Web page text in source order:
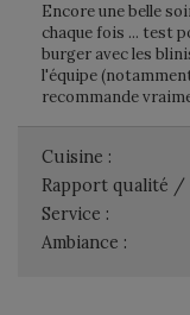
Encore une belle
chaque fois ... test
burger avec les
l'équipe
recommande
Cuisine :
Rapport qualité /
Service :
Ambiance :